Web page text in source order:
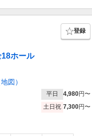
登録
ホール
図）
平日 4,980円〜
土日祝 7,300円〜